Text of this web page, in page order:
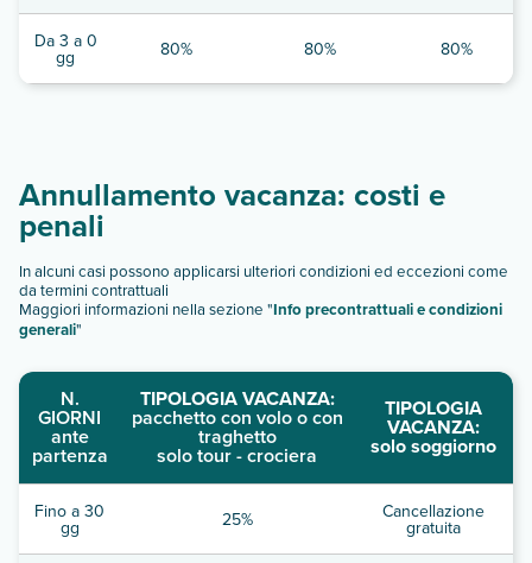
Da 3 a 0
gg 80% 80% 80%
Annullamento vacanza: costi e
penali
In alcuni casi possono applicarsi ulteriori condizioni ed eccezioni come
da termini contrattuali
Maggiori informazioni nella sezione "Info precontrattuali e condizioni
generali"
N.
GIORNI
ante
partenza
TIPOLOGIA VACANZA:
pacchetto con volo o con
traghetto
solo tour - crociera
TIPOLOGIA
VACANZA:
solo soggiorno
Fino a 30
gg 25% Cancellazione
gratuita